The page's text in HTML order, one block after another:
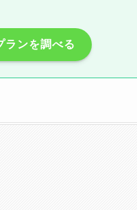
ランを調べる